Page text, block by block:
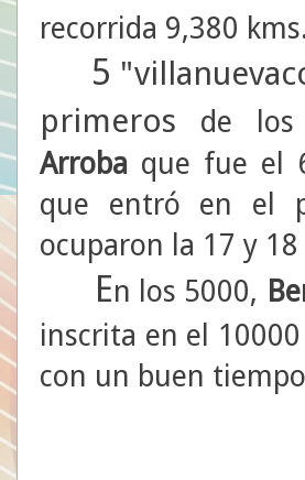
recorrida 9,380 kms.
5
primeros de los
Arroba que fue el
que entró en el
ocuparon la 17 y 18
En los 5000,
inscrita en el
con un buen